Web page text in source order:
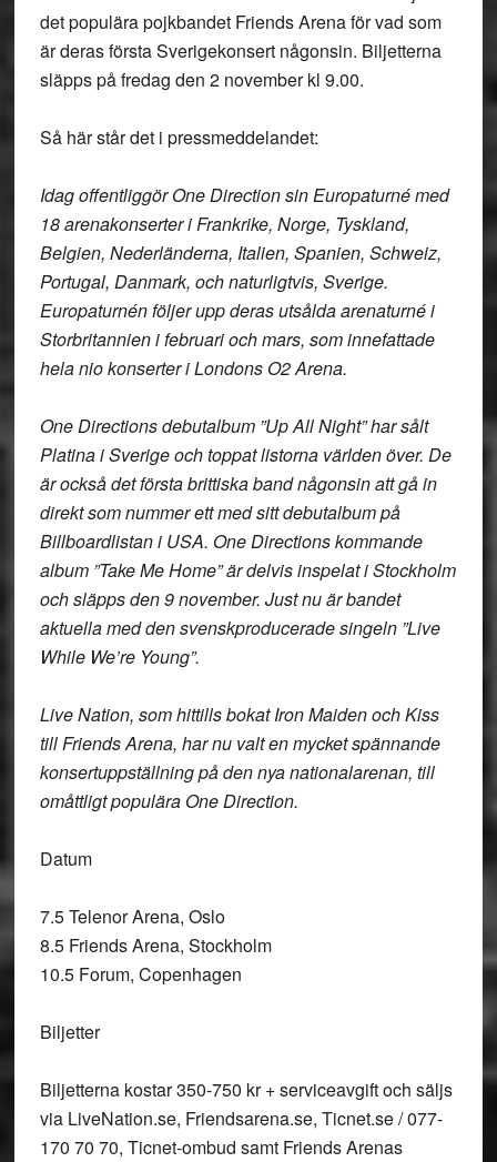
det populära pojkbandet Friends Arena för vad som
är deras första Sverigekonsert någonsin. Biljetterna
släpps på fredag den 2 november kl 9.00.
Så här står det i pressmeddelandet:
Idag offentliggör One Direction sin Europaturné med
18 arenakonserter i Frankrike, Norge, Tyskland,
Belgien, Nederländerna, Italien, Spanien, Schweiz,
Portugal, Danmark, och naturligtvis, Sverige.
Europaturnén följer upp deras utsålda arenaturné i
Storbritannien i februari och mars, som innefattade
hela nio konserter i Londons O2 Arena.
One Directions debutalbum ”Up All Night” har sålt
Platina i Sverige och toppat listorna världen över. De
är också det första brittiska band någonsin att gå in
direkt som nummer ett med sitt debutalbum på
Billboardlistan i USA. One Directions kommande
album ”Take Me Home” är delvis inspelat i Stockholm
och släpps den 9 november. Just nu är bandet
aktuella med den svenskproducerade singeln ”Live
While We’re Young”.
Live Nation, som hittills bokat Iron Maiden och Kiss
till Friends Arena, har nu valt en mycket spännande
konsertuppställning på den nya nationalarenan, till
omåttligt populära One Direction.
Datum
7.5 Telenor Arena, Oslo
8.5 Friends Arena, Stockholm
10.5 Forum, Copenhagen
Biljetter
Biljetterna kostar 350-750 kr + serviceavgift och säljs
via LiveNation.se, Friendsarena.se, Ticnet.se / 077-
170 70 70, Ticnet-ombud samt Friends Arenas